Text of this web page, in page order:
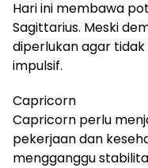
Hari ini membawa
Sagittarius. Meski
diperlukan agar
impulsif.
Capricorn
Capricorn perlu
pekerjaan dan
mengganggu